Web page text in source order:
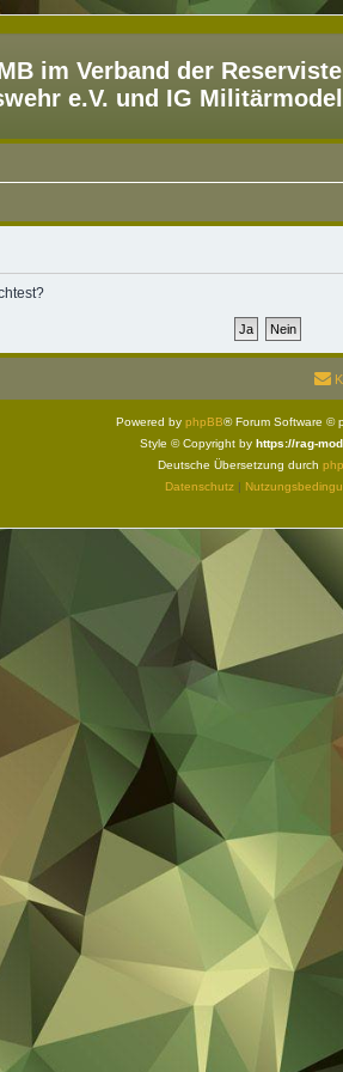
im Verband der
e.V. und IG
Powered by phpBB® Forum Software ©
Style © Copyright by https://rag-
Deutsche Übersetzung durch
Datenschutz|